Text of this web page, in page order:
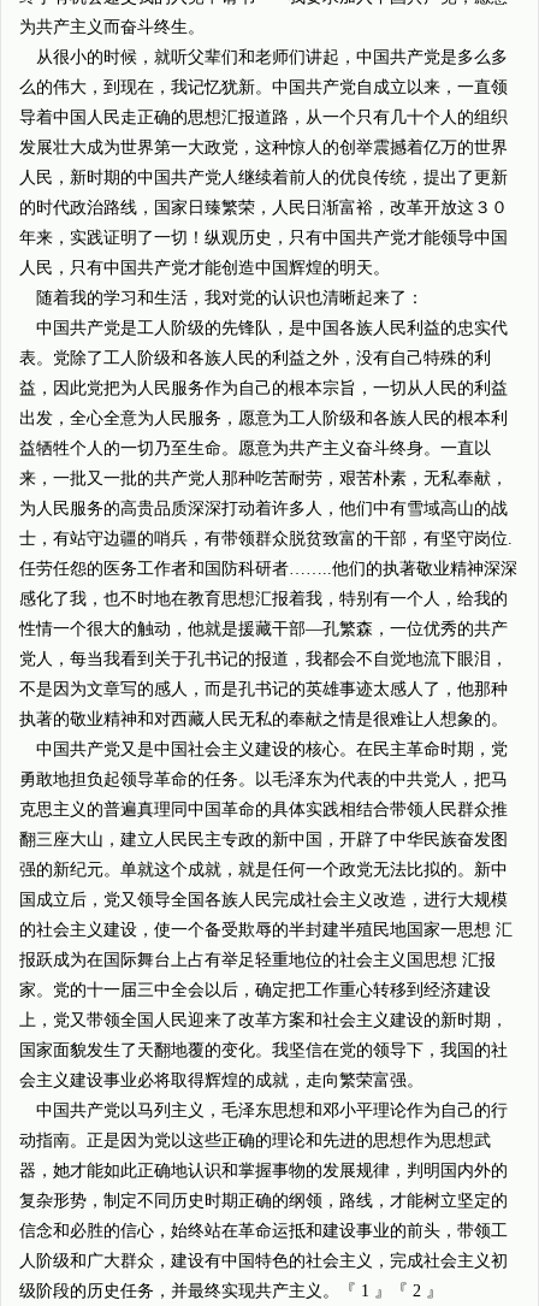
为共产主义而奋斗终生。
从很小的时候，就听父辈们和老师们讲起，中国共产党是多么多
么的伟大，到现在，我记忆犹新。中国共产党自成立以来，一直领
导着中国人民走正确的思想汇报道路，从一个只有几十个人的组织
发展壮大成为世界第一大政党，这种惊人的创举震撼着亿万的世界
人民，新时期的中国共产党人继续着前人的优良传统，提出了更新
的时代政治路线，国家日臻繁荣，人民日渐富裕，改革开放这３０
年来，实践证明了一切！纵观历史，只有中国共产党才能领导中国
人民，只有中国共产党才能创造中国辉煌的明天。
随着我的学习和生活，我对党的认识也清晰起来了：
中国共产党是工人阶级的先锋队，是中国各族人民利益的忠实代
表。党除了工人阶级和各族人民的利益之外，没有自己特殊的利
益，因此党把为人民服务作为自己的根本宗旨，一切从人民的利益
出发，全心全意为人民服务，愿意为工人阶级和各族人民的根本利
益牺牲个人的一切乃至生命。愿意为共产主义奋斗终身。一直以
来，一批又一批的共产党人那种吃苦耐劳，艰苦朴素，无私奉献，
为人民服务的高贵品质深深打动着许多人，他们中有雪域高山的战
士，有站守边疆的哨兵，有带领群众脱贫致富的干部，有坚守岗位.
任劳任怨的医务工作者和国防科研者……..他们的执著敬业精神深深
感化了我，也不时地在教育思想汇报着我，特别有一个人，给我的
性情一个很大的触动，他就是援藏干部—孔繁森，一位优秀的共产
党人，每当我看到关于孔书记的报道，我都会不自觉地流下眼泪，
不是因为文章写的感人，而是孔书记的英雄事迹太感人了，他那种
执著的敬业精神和对西藏人民无私的奉献之情是很难让人想象的。
中国共产党又是中国社会主义建设的核心。在民主革命时期，党
勇敢地担负起领导革命的任务。以毛泽东为代表的中共党人，把马
克思主义的普遍真理同中国革命的具体实践相结合带领人民群众推
翻三座大山，建立人民民主专政的新中国，开辟了中华民族奋发图
强的新纪元。单就这个成就，就是任何一个政党无法比拟的。新中
国成立后，党又领导全国各族人民完成社会主义改造，进行大规模
的社会主义建设，使一个备受欺辱的半封建半殖民地国家一思想 汇
报跃成为在国际舞台上占有举足轻重地位的社会主义国思想 汇报
家。党的十一届三中全会以后，确定把工作重心转移到经济建设
上，党又带领全国人民迎来了改革方案和社会主义建设的新时期，
国家面貌发生了天翻地覆的变化。我坚信在党的领导下，我国的社
会主义建设事业必将取得辉煌的成就，走向繁荣富强。
中国共产党以马列主义，毛泽东思想和邓小平理论作为自己的行
动指南。正是因为党以这些正确的理论和先进的思想作为思想武
器，她才能如此正确地认识和掌握事物的发展规律，判明国内外的
复杂形势，制定不同历史时期正确的纲领，路线，才能树立坚定的
信念和必胜的信心，始终站在革命运抵和建设事业的前头，带领工
人阶级和广大群众，建设有中国特色的社会主义，完成社会主义初
级阶段的历史任务，并最终实现共产主义。『 1 』『 2 』